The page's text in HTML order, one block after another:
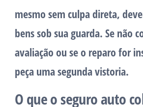
mesmo sem culpa direta,
bens sob sua guarda. Se não
avaliação ou se o reparo for
peça uma segunda vistoria.
O que o seguro auto